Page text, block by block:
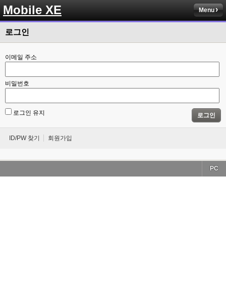
Mobile XE Menu
로그인
이메일 주소
비밀번호
로그인 유지 로그인
ID/PW 찾기 회원가입
PC